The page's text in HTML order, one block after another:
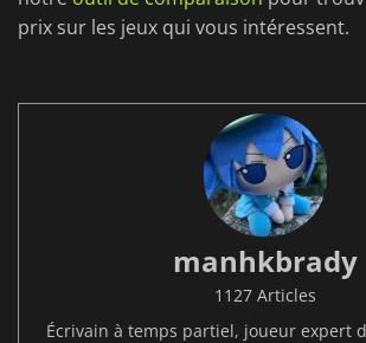
prix sur les jeux qui vous intéressent.
manhkbrady
1127 Articles
Écrivain à temps partiel, joueur expert